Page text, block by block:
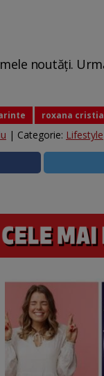
noutăți.
roxana
| Categorie: Lifestyle